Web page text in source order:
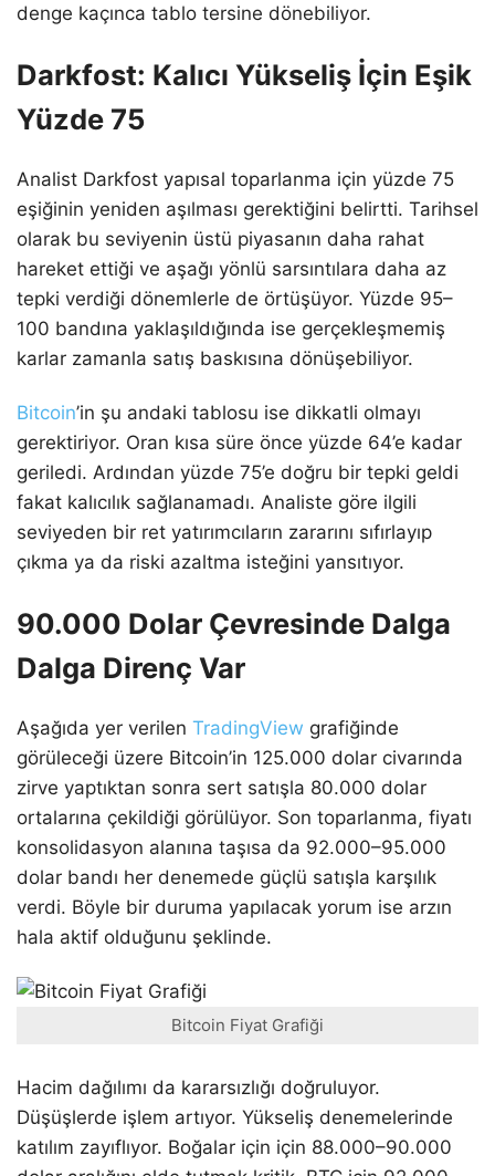
denge kaçınca tablo tersine dönebiliyor.
Darkfost: Kalıcı Yükseliş İçin Eşik
Yüzde 75
Analist Darkfost yapısal toparlanma için yüzde 75
eşiğinin yeniden aşılması gerektiğini belirtti. Tarihsel
olarak bu seviyenin üstü piyasanın daha rahat
hareket ettiği ve aşağı yönlü sarsıntılara daha az
tepki verdiği dönemlerle de örtüşüyor. Yüzde 95–
100 bandına yaklaşıldığında ise gerçekleşmemiş
karlar zamanla satış baskısına dönüşebiliyor.
Bitcoin’in şu andaki tablosu ise dikkatli olmayı
gerektiriyor. Oran kısa süre önce yüzde 64’e kadar
geriledi. Ardından yüzde 75’e doğru bir tepki geldi
fakat kalıcılık sağlanamadı. Analiste göre ilgili
seviyeden bir ret yatırımcıların zararını sıfırlayıp
çıkma ya da riski azaltma isteğini yansıtıyor.
90.000 Dolar Çevresinde Dalga
Dalga Direnç Var
Aşağıda yer verilen TradingView grafiğinde
görüleceği üzere Bitcoin’in 125.000 dolar civarında
zirve yaptıktan sonra sert satışla 80.000 dolar
ortalarına çekildiği görülüyor. Son toparlanma, fiyatı
konsolidasyon alanına taşısa da 92.000–95.000
dolar bandı her denemede güçlü satışla karşılık
verdi. Böyle bir duruma yapılacak yorum ise arzın
hala aktif olduğunu şeklinde.
Bitcoin Fiyat Grafiği
Hacim dağılımı da kararsızlığı doğruluyor.
Düşüşlerde işlem artıyor. Yükseliş denemelerinde
katılım zayıflıyor. Boğalar için için 88.000–90.000